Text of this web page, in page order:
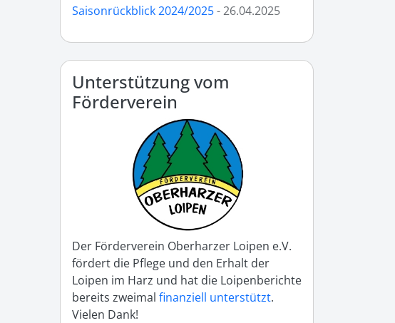
Saisonrückblick 2024/2025- 26.04.2025
Unterstützung vom
Förderverein
Der Förderverein Oberharzer Loipen e.V.
fördert die Pflege und den Erhalt der
Loipen im Harz und hat die Loipenberichte
bereits zweimal finanziell unterstützt.
Vielen Dank!